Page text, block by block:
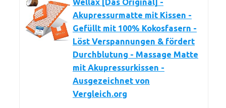
Wellax [Das Original] -
Akupressurmatte mit Kissen -
Gefüllt mit 100% Kokosfasern -
Löst Verspannungen & fördert
Durchblutung - Massage Matte
mit Akupressurkissen -
Ausgezeichnet von
Vergleich.org